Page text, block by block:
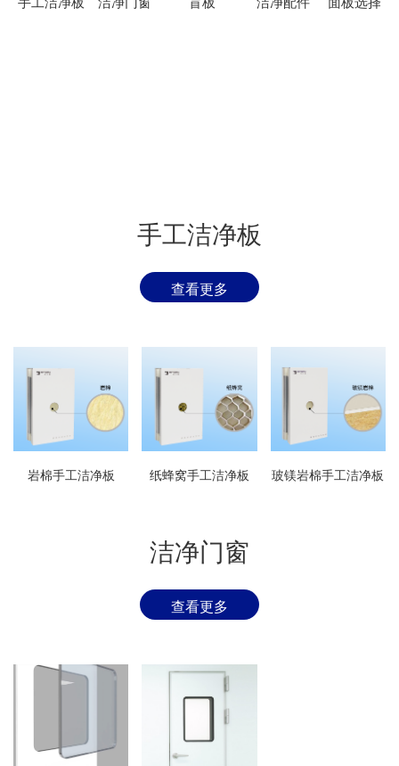
手工洁净板
查看更多
岩棉手工洁净板 纸蜂窝手工洁净板 玻镁岩棉手工洁净板
洁净门窗
查看更多